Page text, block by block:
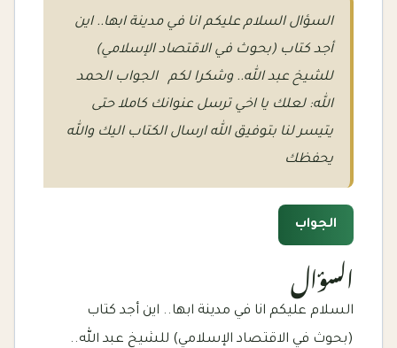
السؤال السلام عليكم انا في مدينة ابها.. اين
أجد كتاب (بحوث في الاقتصاد الإسلامي)
للشيخ عبد الله.. وشكرا لكم الجواب الحمد
الله: لعلك يا اخي ترسل عنوانك كاملا حتى
يتيسر لنا بتوفيق الله ارسال الكتاب اليك والله
يحفظك
الجواب
السؤال
السلام عليكم انا في مدينة ابها.. اين أجد كتاب
(بحوث في الاقتصاد الإسلامي) للشيخ عبد الله..